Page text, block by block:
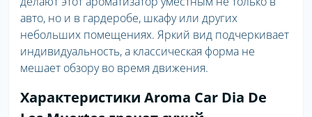
авто, но и в гардеробе, шкафу или других
небольших помещениях. Яркий вид подчеркивает
индивидуальность, а классическая форма не
мешает обзору во время движения.
Характеристики Aroma Car Dia De